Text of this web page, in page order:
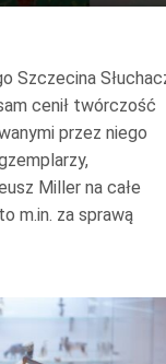
Szczecina
cenił twórczość
przez niego
Miller na całe
m.in. za sprawą